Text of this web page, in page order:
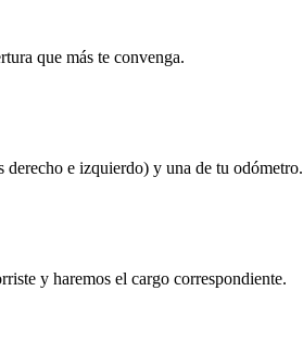
que más te convenga.
derecho e izquierdo) y una de tu odómetro.
y haremos el cargo correspondiente.